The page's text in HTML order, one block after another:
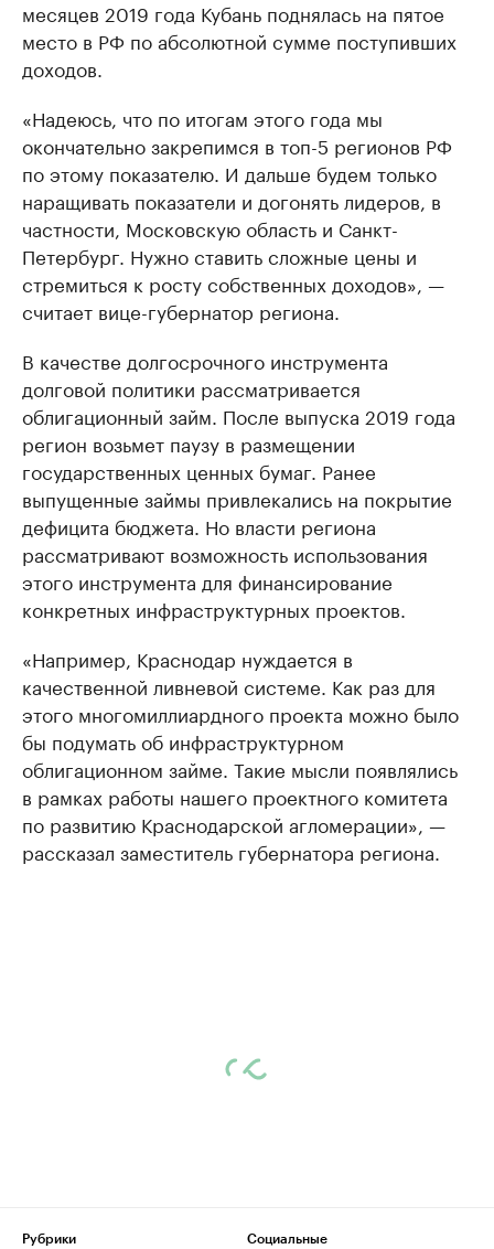
месяцев 2019 года Кубань поднялась на пятое
место в РФ по абсолютной сумме поступивших
доходов.
«Надеюсь, что по итогам этого года мы
окончательно закрепимся в топ-5 регионов РФ
по этому показателю. И дальше будем только
наращивать показатели и догонять лидеров, в
частности, Московскую область и Санкт-
Петербург. Нужно ставить сложные цены и
стремиться к росту собственных доходов», —
считает вице-губернатор региона.
В качестве долгосрочного инструмента
долговой политики рассматривается
облигационный займ. После выпуска 2019 года
регион возьмет паузу в размещении
государственных ценных бумаг. Ранее
выпущенные займы привлекались на покрытие
дефицита бюджета. Но власти региона
рассматривают возможность использования
этого инструмента для финансирование
конкретных инфраструктурных проектов.
«Например, Краснодар нуждается в
качественной ливневой системе. Как раз для
этого многомиллиардного проекта можно было
бы подумать об инфраструктурном
облигационном займе. Такие мысли появлялись
в рамках работы нашего проектного комитета
по развитию Краснодарской агломерации», —
рассказал заместитель губернатора региона.
Рубрики
Социальные